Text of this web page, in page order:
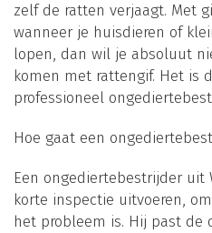
zelf de ratten verjaagt. Met
wanneer je huisdieren of
lopen, dan wil je absoluut
komen met rattengif. Het is
professioneel
Hoe gaat een
Een ongediertebestrijder uit
korte inspectie uitvoeren,
het probleem is. Hij past de